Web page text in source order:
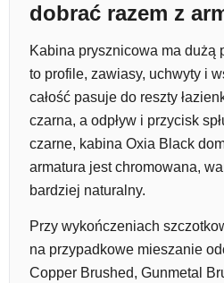
dobrać razem z
Kabina prysznicowa ma dużą
to profile, zawiasy, uchwyty i
całość pasuje do reszty
czarna, a odpływ i przycisk
czarne, kabina Oxia Black
armatura jest chromowana,
bardziej naturalny.
Przy wykończeniach
na przypadkowe mieszanie
Copper Brushed, Gunmetal